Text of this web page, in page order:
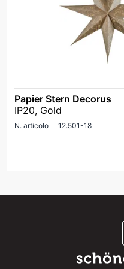
Papier Stern Decorus
IP20, Gold
N. articolo 12.501-18